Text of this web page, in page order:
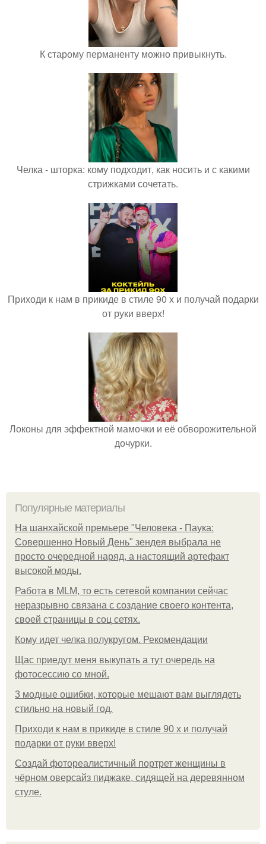
К старому перманенту можно привыкнуть.
Челка - шторка: кому подходит, как носить и с какими
стрижками сочетать.
Приходи к нам в прикиде в стиле 90 х и получай подарки
от руки вверх!
Локоны для эффектной мамочки и её обворожительной
дочурки.
Популярные материалы
На шанхайской премьере "Человека - Паука:
Совершенно Новый День" зендея выбрала не
просто очередной наряд, а настоящий артефакт
высокой моды.
Работа в MLM, то есть сетевой компании сейчас
неразрывно связана с создание своего контента,
своей страницы в соц сетях.
Кому идет челка полукругом. Рекомендации
Щас приедут меня выкупать а тут очередь на
фотосессию со мной.
3 модные ошибки, которые мешают вам выглядеть
стильно на новый год.
Приходи к нам в прикиде в стиле 90 х и получай
подарки от руки вверх!
Создай фотореалистичный портрет женщины в
чёрном оверсайз пиджаке, сидящей на деревянном
стуле.